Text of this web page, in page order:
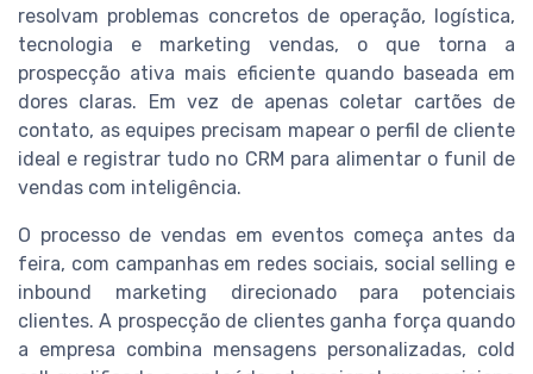
resolvam problemas concretos de operação, logística,
tecnologia e marketing vendas, o que torna a
prospecção ativa mais eficiente quando baseada em
dores claras. Em vez de apenas coletar cartões de
contato, as equipes precisam mapear o perfil de cliente
ideal e registrar tudo no CRM para alimentar o funil de
vendas com inteligência.
O processo de vendas em eventos começa antes da
feira, com campanhas em redes sociais, social selling e
inbound marketing direcionado para potenciais
clientes. A prospecção de clientes ganha força quando
a empresa combina mensagens personalizadas, cold